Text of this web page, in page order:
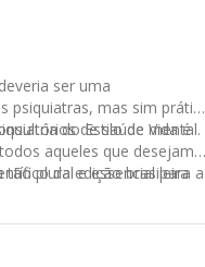
ser uma
psiquiatras, mas sim prática
de saúde mental.
do Estilo de Vida é
aqueles que desejam
plural e essencial para a
da edição brasileira